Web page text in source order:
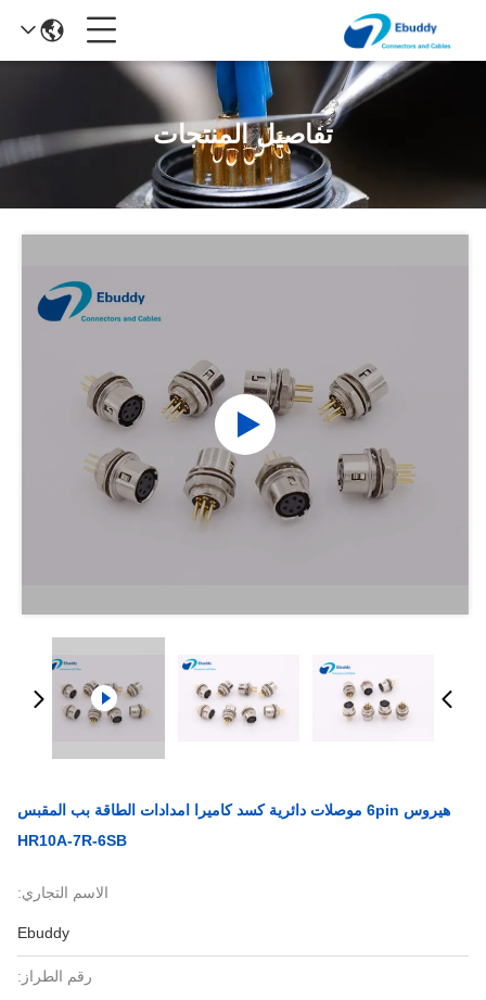
تفاصيل المنتجات
هيروس 6pin موصلات دائرية كسد كاميرا امدادات الطاقة بب المقبس
HR10A-7R-6SB
الاسم التجاري:
Ebuddy
رقم الطراز: